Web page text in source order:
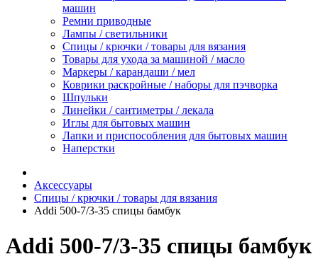
машин
Ремни приводные
Лампы / светильники
Спицы / крючки / товары для вязания
Товары для ухода за машиной / масло
Маркеры / карандаши / мел
Коврики раскройные / наборы для пэчворка
Шпульки
Линейки / сантиметры / лекала
Иглы для бытовых машин
Лапки и приспособления для бытовых машин
Наперстки
Аксессуары
Спицы / крючки / товары для вязания
Addi 500-7/3-35 спицы бамбук
Addi 500-7/3-35 спицы бамбук